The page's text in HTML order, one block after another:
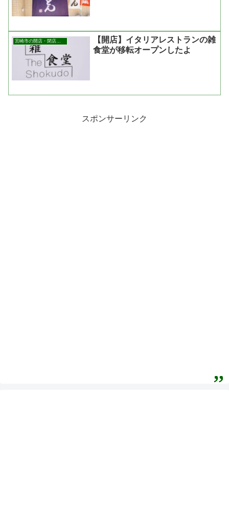
宮崎市の開店・閉店まとめ
【開店】イタリアレストランの雑
食堂が移転オープンしたよ
スポンサーリンク